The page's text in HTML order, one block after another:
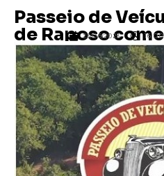
Passeio de
de Raposo
23/06/2023 16:00